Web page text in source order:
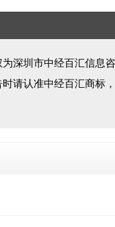
深圳市中经百汇信息
请认准中经百汇商标